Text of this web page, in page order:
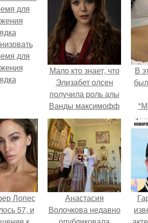
для
Мало кто знает, что
Элизабет олсен
получила роль алы
Ванды максимофф
не сразу.
В
Лопес
57, и
Анастасия
Волочкова недавно